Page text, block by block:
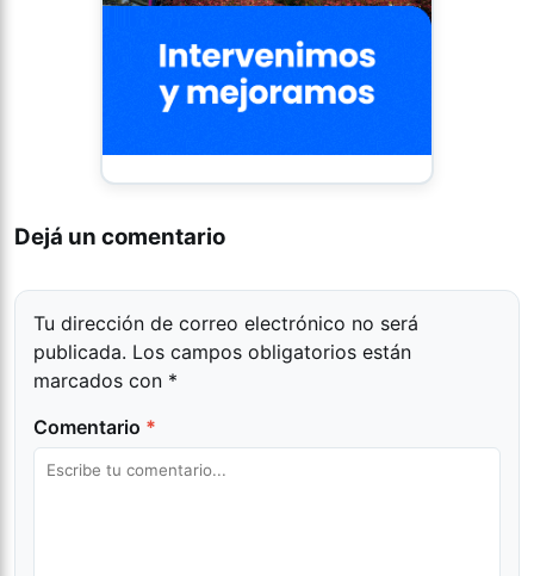
Dejá un comentario
Tu dirección de correo electrónico no será
publicada. Los campos obligatorios están
marcados con *
Comentario *